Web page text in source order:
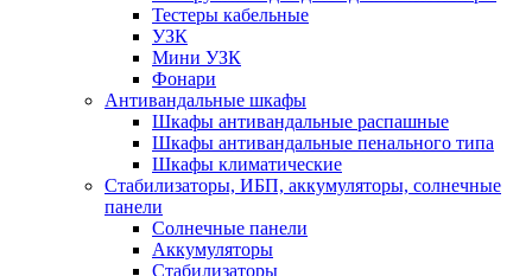
Тестеры кабельные
УЗК
Мини УЗК
Фонари
Антивандальные шкафы
Шкафы антивандальные распашные
Шкафы антивандальные пенального типа
Шкафы климатические
Стабилизаторы, ИБП, аккумуляторы, солнечные
панели
Солнечные панели
Аккумуляторы
Стабилизаторы